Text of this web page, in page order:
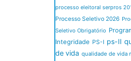
processo eleitoral serpros
Processo Seletivo 2026
Seletivo Obrigatório
Integridade PS-I ps-II
de vida qualidade de vida